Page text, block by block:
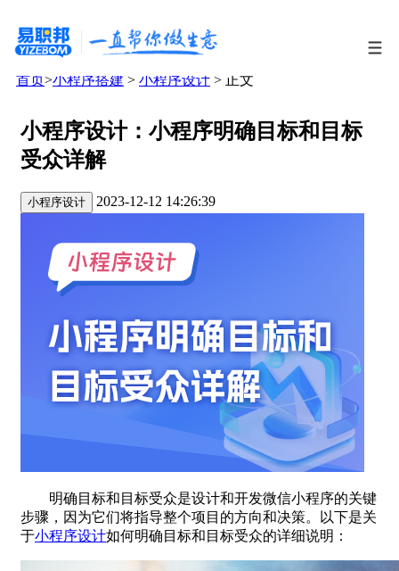
首页>小程序搭建 > 小程序设计 > 正文
小程序设计：小程序明确目标和目标
受众详解
小程序设计 2023-12-12 14:26:39
明确目标和目标受众是设计和开发微信小程序的关键
步骤，因为它们将指导整个项目的方向和决策。以下是关
于小程序设计如何明确目标和目标受众的详细说明：